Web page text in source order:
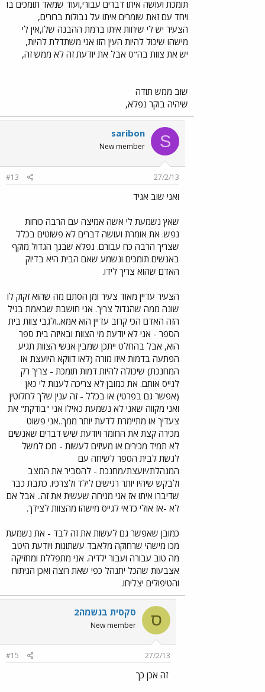
תומכת ועושה איתו דברים עבורי,ועוד שמאד תומכים בו
ויחד עם זאת שומרים איתו על גבולות ברורים,
הצעיר יש לי שיחות איתו ברמת ההבנה שלו,אין לי
מישהו שיכול להיות העין הזו אני משתדלת להיות,
יש את צוות בה"ס אבל את יודעת זה לא ממש זה,
שוב ממש תודה
שיהיה בוקר נפלא,
S
saribon
New member
27/2/13
#13
ואני שוב אגיד
שאץ נשמעת לי אשה אמיצה עם הרבה כוחות
נפש. את אומרת ועושה דברים לא פשוטים בכלל
שצריך הרבה כח עבורם. נפלא שבנך הגדול מוקף
באנשים תומכים ונשמע שאם הבית היא בדיוק
האדם שהוא צריך לידו.
הצעיר עדיין מאוד צעיר ומן הסתם מה שהוא זקוק לו
שונה ממה שהגדול צריך. אני חושבת שבאמת בגיל
הזה האדם הכי קרוב עדיין הוא אמא..ולגבי צוות בית
הספר - אני לא יודעת מי הצוות ובאיזה בית ספר
הוא, אבל בהחלט ייתכן שמבין אנשי הצוות תגיע
הפתעה בדמות איזו מורה (לאו דווקא היועצת או
המחנכת) שיכולה להיות דמות תומכת - צריך רק
לגייס אותם. את כמובן לא צריכה לענות לי כאן
(אפשר גם בפרטי) או בכלל - זה ענין שלך לחלוטין
ואני מקווה שאני לא נשמעת כאילו אני "בודקת" את
צעדיך או מתיימרת לדעת יותר ממך..אני פשוט
מכירה קצת את החומר ויודעת שיש דברים שאנשים
לא תמיד מכירים או מעיזים לעשות - מכו למשל
לגשת לבית הספר לשיחה עם
המנהלת/יועצת/מחנכת - להסביר את המצב
ולבקש שיהיו יותר רגישים לילד ולצרכיו. כתבת כבר
שדיברו איתו אז אני מניחה שעשית את זה.. אבל אם
לא -אז אולי כדאי לגייס מישהו מהצוות לצידך.
כמובן שאפשר גם לעשות את זה לבד - את נשמעת
מכו מישהי שרחוקה מלאבד עשתונות ויודעת היטב
מה טוב עבורה ועבור ילדיה. אני מתפללת ומחזיקה
אצבעות שהכל יתנהל כפי שאת רוצה ואכן הניתוח
והטיפולים יצליחו.
ס סקסית בנשמה2
New member
27/2/13
#15
זה אכן כך